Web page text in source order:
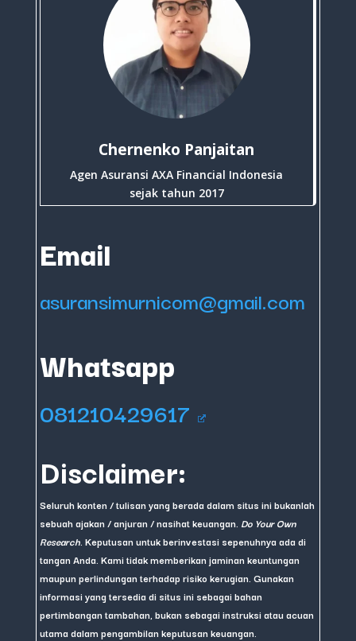
Chernenko Panjaitan
Agen Asuransi AXA Financial Indonesia
sejak tahun 2017
Email
asuransimurnicom@gmail.com
Whatsapp
081210429617
Disclaimer:
Seluruh konten / tulisan yang berada dalam situs ini bukanlah
sebuah ajakan / anjuran / nasihat keuangan. Do Your Own
Research . Keputusan untuk berinvestasi sepenuhnya ada di
tangan Anda. Kami tidak memberikan jaminan keuntungan
maupun perlindungan terhadap risiko kerugian. Gunakan
informasi yang tersedia di situs ini sebagai bahan
pertimbangan tambahan, bukan sebagai instruksi atau acuan
utama dalam pengambilan keputusan keuangan.